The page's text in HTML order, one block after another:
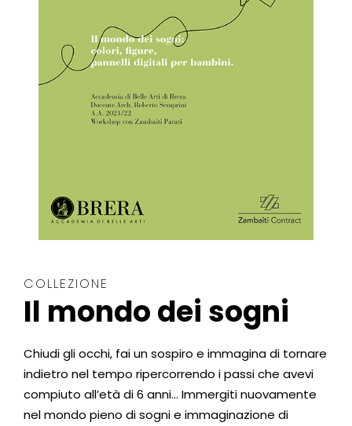
COLLEZIONE
Il mondo dei sogni
Chiudi gli occhi, fai un sospiro e immagina di tornare
indietro nel tempo ripercorrendo i passi che avevi
compiuto all’età di 6 anni… Immergiti nuovamente
nel mondo pieno di sogni e immaginazione di